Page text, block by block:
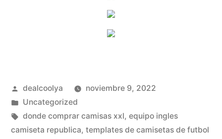
Publicado
por
dealcoolya
noviembre 9, 2022
Publicado
en
Uncategorized
Etiquetas:
donde comprar camisas xxl, equipo ingles
camiseta republica, templates de camisetas de futbol